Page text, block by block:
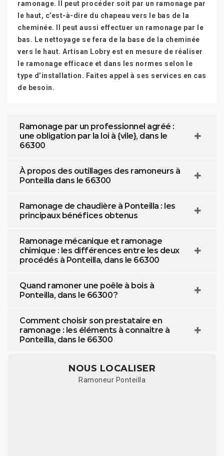
ramonage. Il peut procéder soit par un ramonage par
le haut, c’est-à-dire du chapeau vers le bas de la
cheminée. Il peut aussi effectuer un ramonage par le
bas. Le nettoyage se fera de la base de la cheminée
vers le haut. Artisan Lobry est en mesure de réaliser
le ramonage efficace et dans les normes selon le
type d’installation. Faites appel à ses services en cas
de besoin.
Ramonage par un professionnel agréé :
une obligation par la loi à {vile}, dans le
66300
À propos des outillages des ramoneurs à
Ponteilla dans le 66300
Ramonage de chaudière à Ponteilla : les
principaux bénéfices obtenus
Ramonage mécanique et ramonage
chimique : les différences entre les deux
procédés à Ponteilla, dans le 66300
Quand ramoner une poêle à bois à
Ponteilla, dans le 66300 ?
Comment choisir son prestataire en
ramonage : les éléments à connaitre à
Ponteilla, dans le 66300
NOUS LOCALISER
Ramoneur Ponteilla